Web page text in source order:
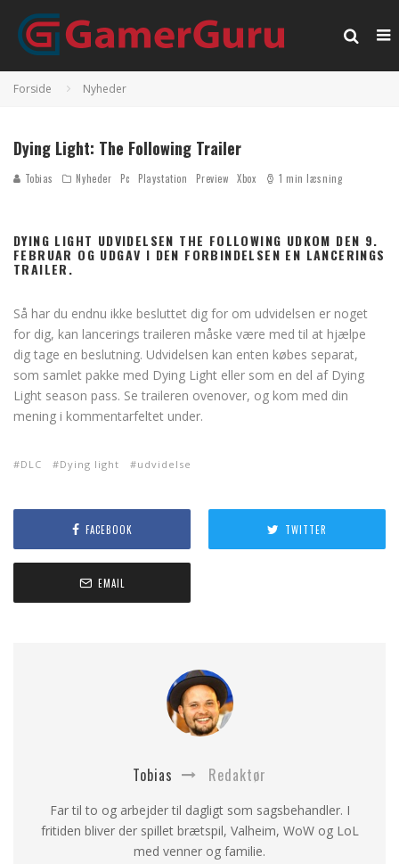
Forside Nyheder
Dying Light: The Following Trailer
Tobias Nyheder Pc Playstation Preview Xbox 1 min læsning
DYING LIGHT UDVIDELSEN THE FOLLOWING UDKOM DEN 9.
FEBRUAR OG UDGAV I DEN FORBINDELSEN EN LANCERINGS
TRAILER.
Så har du endnu ikke besluttet dig for om udvidelsen er noget
for dig, kan lancerings traileren måske være med til at hjælpe
dig tage en beslutning. Udvidelsen kan enten købes separat,
som samlet pakke med Dying Light eller som en del af Dying
Light season pass. Se traileren ovenover, og kom med din
mening i kommentarfeltet under.
DLC Dying light udvidelse
FACEBOOK TWITTER
EMAIL
Tobias Redaktør
Far til to og arbejder til dagligt som sagsbehandler. I
fritiden bliver der spillet brætspil, Valheim, WoW og LoL
med venner og familie.